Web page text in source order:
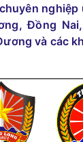
Đồng
và các